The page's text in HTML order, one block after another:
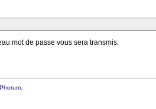
mot de passe vous sera transmis.
Phorum.